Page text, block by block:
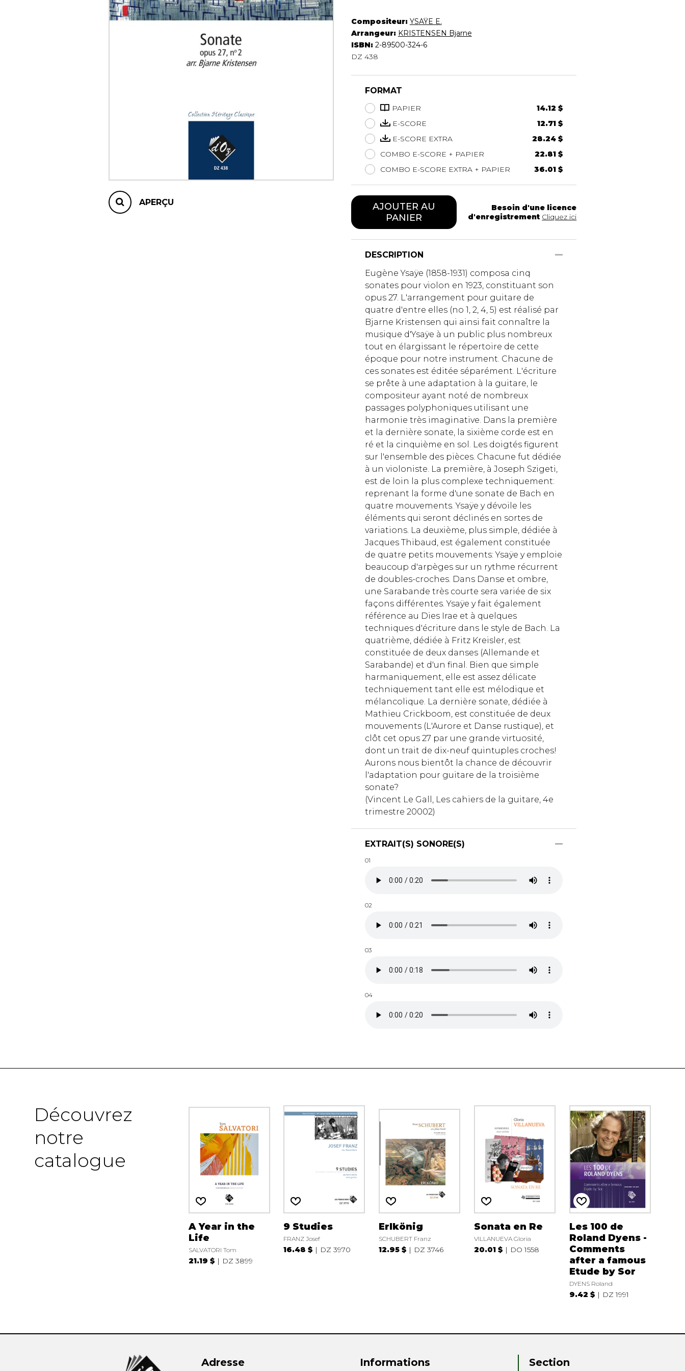
Luth
Mandoline
Orgue
Percussion
Trombone
Trompette
Tuba
Ukulélé
Violon
Violoncelle
Voix
APERÇU
Compositeur: YSAŸE E.
Arrangeur: KRISTENSEN Bjarne
ISBN: 2-89500-324-6
DZ 438
FORMAT
PAPIER
14.12 $
E-SCORE
12.71 $
E-SCORE EXTRA
28.24 $
COMBO E-SCORE + PAPIER
22.81 $
COMBO E-SCORE EXTRA + PAPIER
36.01 $
AJOUTER AU
PANIER
Besoin d'une licence
d'enregistrement Cliquez ici
DESCRIPTION
Eugène Ysaÿe (1858-1931) composa cinq
sonates pour violon en 1923, constituant son
opus 27. L'arrangement pour guitare de
quatre d'entre elles (no 1, 2, 4, 5) est réalisé par
Bjarne Kristensen qui ainsi fait connaître la
musique d'Ysaÿe à un public plus nombreux
tout en élargissant le répertoire de cette
époque pour notre instrument. Chacune de
ces sonates est éditée séparément. L'écriture
se prête à une adaptation à la guitare, le
compositeur ayant noté de nombreux
passages polyphoniques utilisant une
harmonie très imaginative. Dans la première
et la dernière sonate, la sixième corde est en
ré et la cinquième en sol. Les doigtés figurent
sur l'ensemble des pièces. Chacune fut dédiée
à un violoniste. La première, à Joseph Szigeti,
est de loin la plus complexe techniquement:
reprenant la forme d'une sonate de Bach en
quatre mouvements. Ysaÿe y dévoile les
éléments qui seront déclinés en sortes de
variations. La deuxième, plus simple, dédiée à
Jacques Thibaud, est également constituée
de quatre petits mouvements: Ysaÿe y emploie
beaucoup d'arpèges sur un rythme récurrent
de doubles-croches. Dans Danse et ombre,
une Sarabande très courte sera variée de six
façons différentes. Ysaÿe y fait également
référence au Dies Irae et à quelques
techniques d'écriture dans le style de Bach. La
quatrième, dédiée à Fritz Kreisler, est
constituée de deux danses (Allemande et
Sarabande) et d'un final. Bien que simple
harmaniquement, elle est assez délicate
techniquement tant elle est mélodique et
mélancolique. La dernière sonate, dédiée à
Mathieu Crickboom, est constituée de deux
mouvements (L'Aurore et Danse rustique), et
clôt cet opus 27 par une grande virtuosité,
dont un trait de dix-neuf quintuples croches!
Aurons nous bientôt la chance de découvrir
l'adaptation pour guitare de la troisième
sonate?
(Vincent Le Gall, Les cahiers de la guitare, 4e
trimestre 20002)
EXTRAIT(S) SONORE(S)
01
02
03
04
Découvrez
notre
catalogue
A Year in the
Life
SALVATORI Tom
21.19 $ DZ 3899
9 Studies
FRANZ Josef
16.48 $ DZ 3970
Erlkönig
SCHUBERT Franz
12.95 $ DZ 3746
Sonata en Re
VILLANUEVA Gloria
20.01 $ DO 1558
Les 100 de
Roland Dyens -
Comments
after a famous
Etude by Sor
DYENS Roland
9.42 $ DZ 1991
Adresse Informations Section